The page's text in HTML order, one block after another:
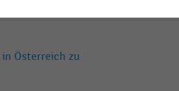
Österreich zu